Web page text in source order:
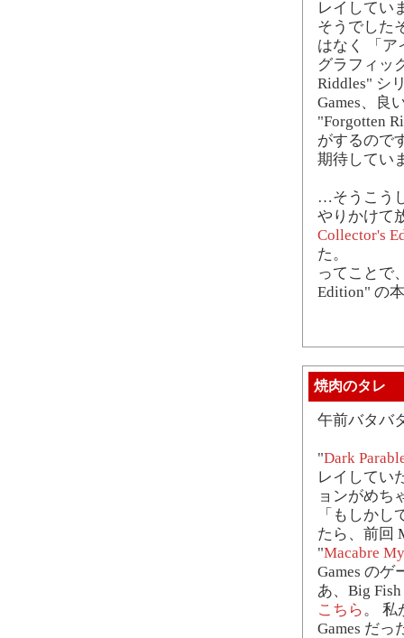
レイしてい
そうでした
はなく 「ア
グラフィッ
Riddles" シ
Games、良
"Forgotten
がするので
期待してい
…そうこう
やりかけて
Collector's
た。
ってことで
Edition" の
焼肉のタレ
午前バタバ
"Dark
レイしてい
ョンがめち
「もしか
たら、前回
"Macabre
Games のゲ
あ、Big
こちら。 私
Games だ